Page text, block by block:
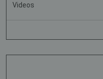
Videos